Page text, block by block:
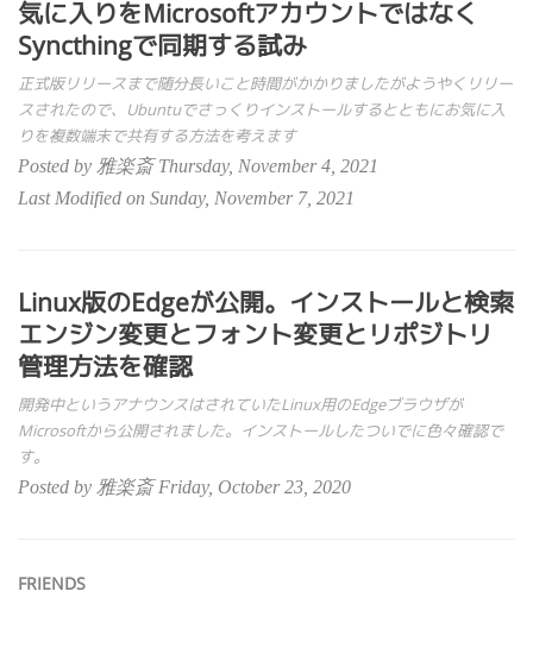
気に入りをMicrosoftアカウントではなく
Syncthingで同期する試み
正式版リリースまで随分長いこと時間がかかりましたがようやくリリー
スされたので、Ubuntuでさっくりインストールするとともにお気に入
りを複数端末で共有する方法を考えます
Posted by 雅楽斎 Thursday, November 4, 2021
Last Modified on Sunday, November 7, 2021
Linux版のEdgeが公開。インストールと検索
エンジン変更とフォント変更とリポジトリ
管理方法を確認
開発中というアナウンスはされていたLinux用のEdgeブラウザが
Microsoftから公開されました。インストールしたついでに色々確認で
す。
Posted by 雅楽斎 Friday, October 23, 2020
FRIENDS